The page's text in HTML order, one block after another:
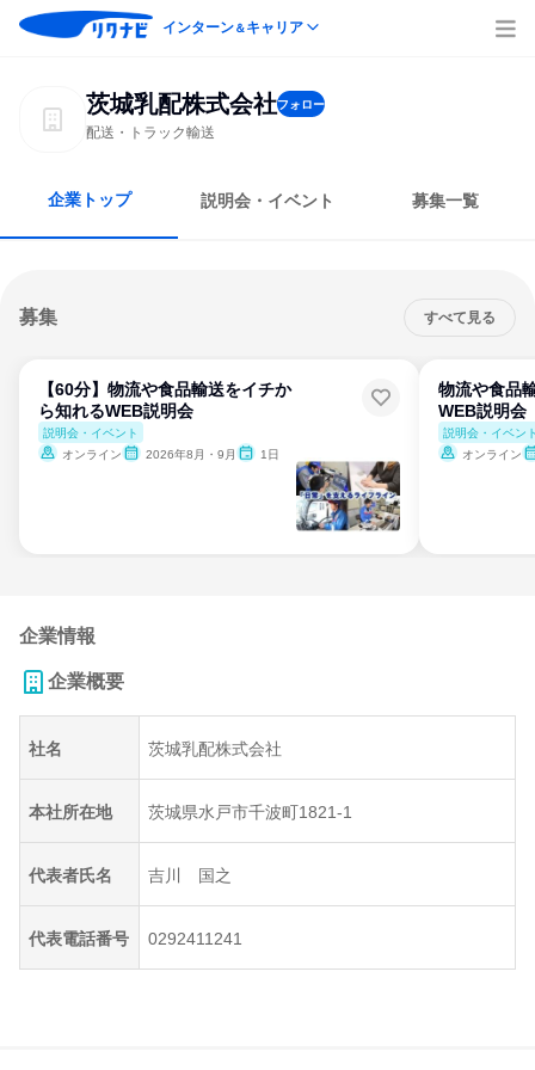
インターン＆キャリア
茨城乳配株式会社フォロー
配送・トラック輸送
企業トップ 説明会・イベント 募集一覧
募集 すべて見る
【60分】物流や食品輸送をイチか
ら知れるWEB説明会
説明会・イベント
オンライン
2026年8月・9月 1日
物流や食品
WEB説明会
説明会・イベン
オンライン
企業情報
企業概要
社名 茨城乳配株式会社
本社所在地 茨城県水戸市千波町1821-1
代表者氏名 吉川 国之
代表電話番号 0292411241